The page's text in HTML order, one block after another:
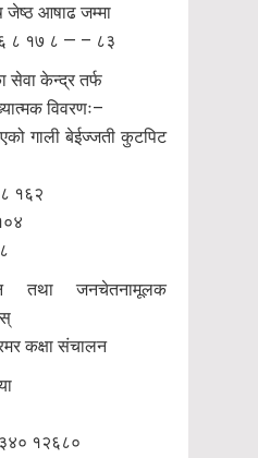
जेष्ठ आषाढ जम्मा
८ १७ ८ — – ८३
सेवा केन्द्र तर्फ
विवरणः–
गाली बेईज्जती कुटपिट
१६२
तथा जनचेतनामूलक
कक्षा संचालन
१२६८०